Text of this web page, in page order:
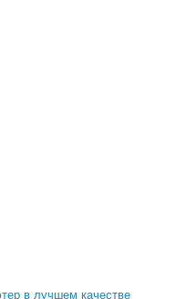
в лучшем качестве